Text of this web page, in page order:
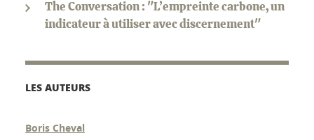
The Conversation : "L’empreinte carbone, un
indicateur à utiliser avec discernement"
LES AUTEURS
Boris Cheval